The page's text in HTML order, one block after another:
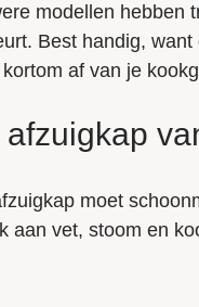
modellen
Best handig,
af van je
moet
aan vet, stoom en